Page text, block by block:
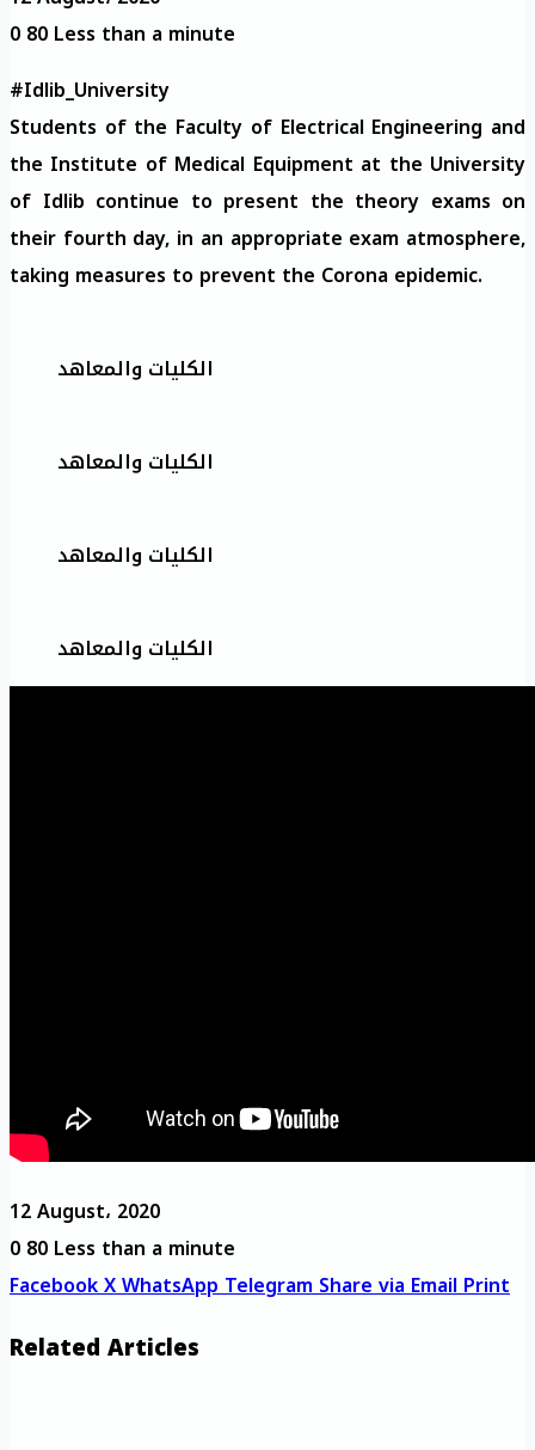
080Less than a minute
#Idlib_University
Students of the Faculty of Electrical Engineering and
the Institute of Medical Equipment at the University
of Idlib continue to present the theory exams on
their fourth day, in an appropriate exam atmosphere,
taking measures to prevent the Corona epidemic.
الكليات والمعاهد
الكليات والمعاهد
الكليات والمعاهد
الكليات والمعاهد
12 August، 2020
080Less than a minute
FacebookXWhatsAppTelegramShare via EmailPrint
Related Articles